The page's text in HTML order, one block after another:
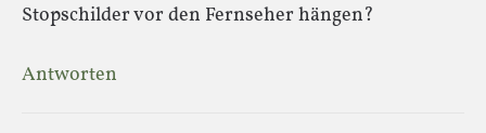
Stopschilder vor den Fernseher hängen?
Antworten